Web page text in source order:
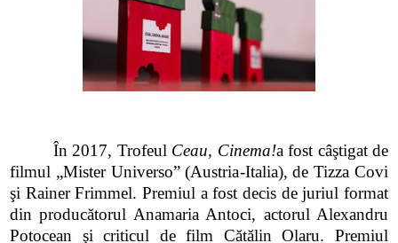
În 2017, Trofeul Ceau, Cinema!a fost câştigat de
filmul „Mister Universo” (Austria-Italia), de Tizza Covi
şi Rainer Frimmel. Premiul a fost decis de juriul format
din producătorul Anamaria Antoci, actorul Alexandru
Potocean şi criticul de film Cătălin Olaru. Premiul